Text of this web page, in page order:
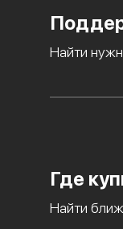
Найти
Где
Найти